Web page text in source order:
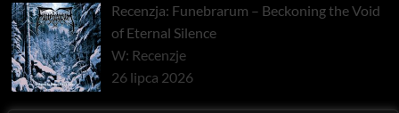
Recenzja: Funebrarum – Beckoning the Void
of Eternal Silence
W: Recenzje
26 lipca 2026